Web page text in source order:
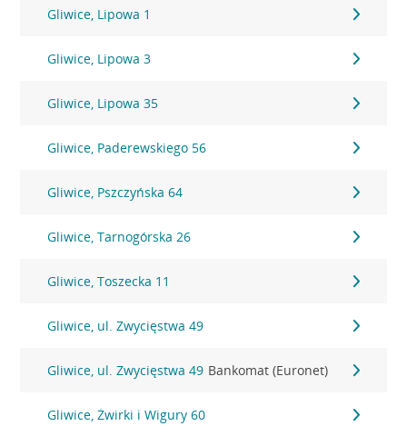
Gliwice, Lipowa 1
Gliwice, Lipowa 3
Gliwice, Lipowa 35
Gliwice, Paderewskiego 56
Gliwice, Pszczyńska 64
Gliwice, Tarnogórska 26
Gliwice, Toszecka 11
Gliwice, ul. Zwycięstwa 49
Gliwice, ul. Zwycięstwa 49 Bankomat (Euronet)
Gliwice, Żwirki i Wigury 60